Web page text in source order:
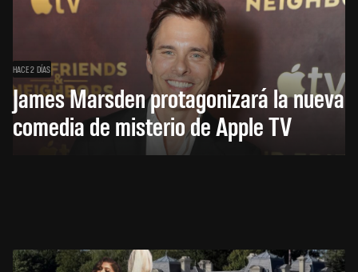
HACE 2 DÍAS
James Marsden protagonizará la nueva
comedia de misterio de Apple TV